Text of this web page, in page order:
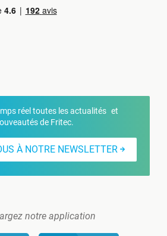
réel toutes les actualités et
de Fritec.
À NOTRE NEWSLETTER
notre application